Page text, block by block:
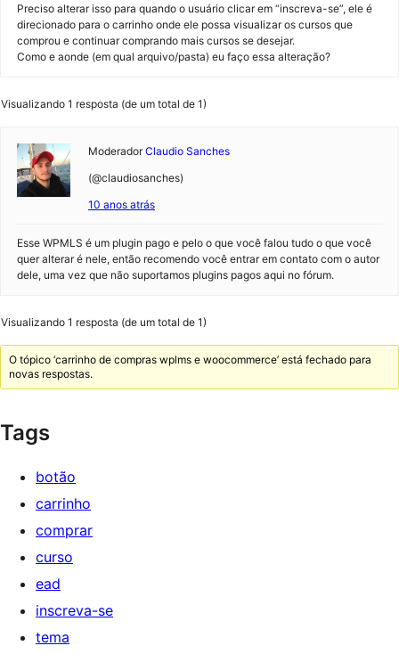
Preciso alterar isso para quando o usuário clicar em “inscreva-se”, ele é
direcionado para o carrinho onde ele possa visualizar os cursos que
comprou e continuar comprando mais cursos se desejar.
Como e aonde (em qual arquivo/pasta) eu faço essa alteração?
Visualizando 1 resposta (de um total de 1)
Moderador Claudio Sanches
(@claudiosanches)
10 anos atrás
Esse WPMLS é um plugin pago e pelo o que você falou tudo o que você
quer alterar é nele, então recomendo você entrar em contato com o autor
dele, uma vez que não suportamos plugins pagos aqui no fórum.
Visualizando 1 resposta (de um total de 1)
O tópico ‘carrinho de compras wplms e woocommerce’ está fechado para
novas respostas.
Tags
botão
carrinho
comprar
curso
ead
inscreva-se
tema